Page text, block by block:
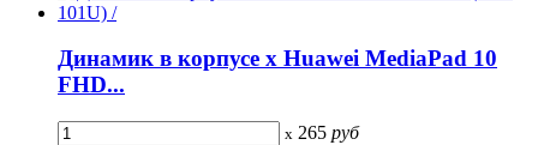
Динамик в корпусе x Huawei MediaPad 10
FHD...
x 265 руб